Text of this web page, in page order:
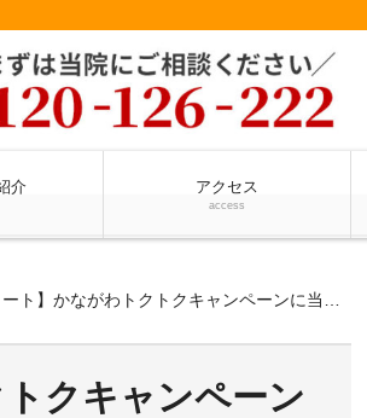
介 アクセス
access
かながわトクトクキャンペーンに当院も参加しています
クキャンペーン